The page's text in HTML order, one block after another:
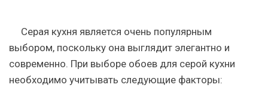
Серая кухня является очень популярным
выбором, поскольку она выглядит элегантно и
современно. При выборе обоев для серой кухни
необходимо учитывать следующие факторы: